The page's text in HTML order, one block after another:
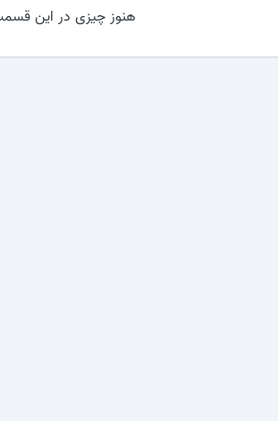
هنوز چیزی در این